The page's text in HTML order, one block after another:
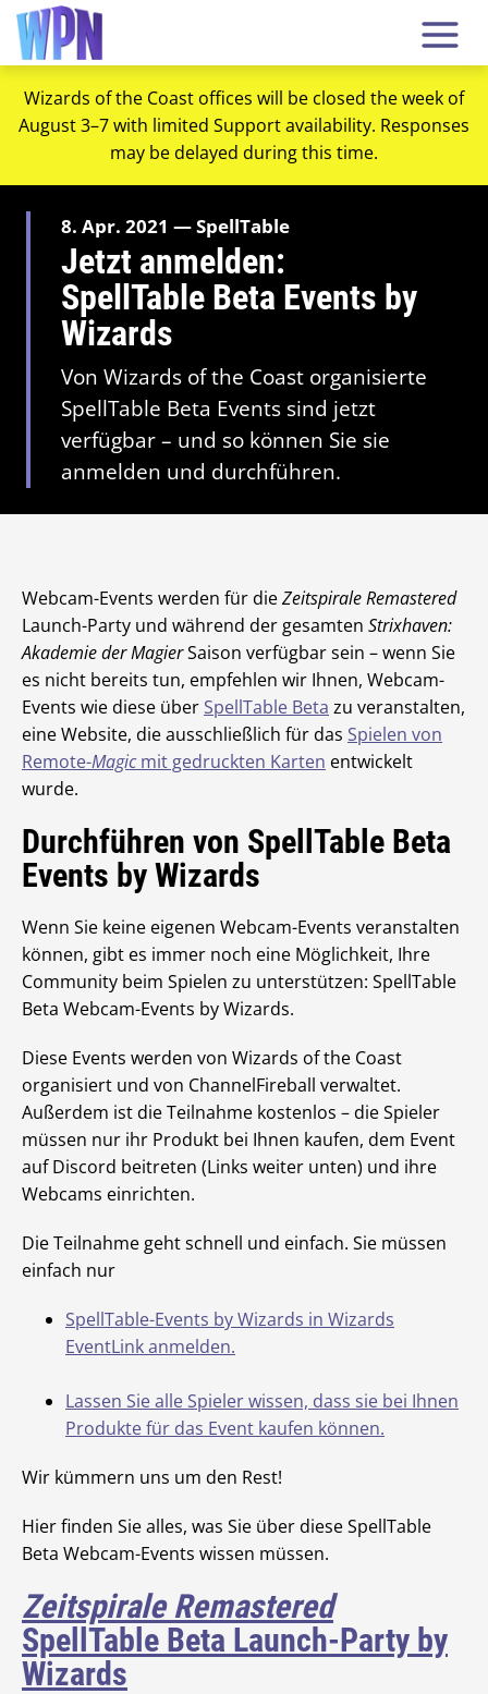
Wizards of the Coast offices will be closed the week of
August 3–7 with limited Support availability. Responses
may be delayed during this time.
8. Apr. 2021 — SpellTable
Jetzt anmelden:
SpellTable Beta Events by
Wizards
Von Wizards of the Coast organisierte
SpellTable Beta Events sind jetzt
verfügbar – und so können Sie sie
anmelden und durchführen.
Webcam-Events werden für dieZeitspirale Remastered
Launch-Party und während der gesamten Strixhaven:
Akademie der MagierSaison verfügbar sein – wenn Sie
es nicht bereits tun, empfehlen wir Ihnen, Webcam-
Events wie diese über SpellTable Beta zu veranstalten,
eine Website, die ausschließlich für das Spielen von
Remote-Magicmit gedruckten Karten entwickelt
wurde.
Durchführen von SpellTable Beta
Events by Wizards
Wenn Sie keine eigenen Webcam-Events veranstalten
können, gibt es immer noch eine Möglichkeit, Ihre
Community beim Spielen zu unterstützen: SpellTable
Beta Webcam-Events by Wizards.
Diese Events werden von Wizards of the Coast
organisiert und von ChannelFireball verwaltet.
Außerdem ist die Teilnahme kostenlos – die Spieler
müssen nur ihr Produkt bei Ihnen kaufen, dem Event
auf Discord beitreten (Links weiter unten) und ihre
Webcams einrichten.
Die Teilnahme geht schnell und einfach. Sie müssen
einfach nur
SpellTable-Events by Wizards in Wizards
EventLink anmelden.
Lassen Sie alle Spieler wissen, dass sie bei Ihnen
Produkte für das Event kaufen können.
Wir kümmern uns um den Rest!
Hier finden Sie alles, was Sie über diese SpellTable
Beta Webcam-Events wissen müssen.
Zeitspirale Remastered
SpellTable Beta Launch-Party by
Wizards